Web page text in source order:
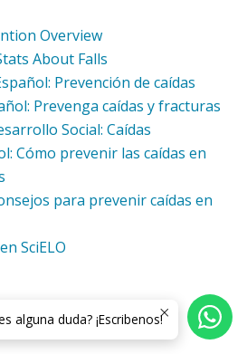
Overview
About Falls
Prevención de caídas
Prevenga caídas y fracturas
Social: Caídas
Cómo prevenir las caídas en
para prevenir caídas en
SciELO
alguna duda? ¡Escribenos!